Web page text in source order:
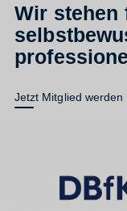
Wir stehen
Jetzt Mitglied werden